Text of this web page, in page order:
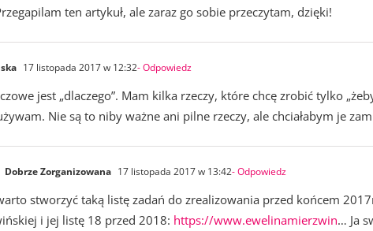
ten artykuł, ale zaraz go sobie przeczytam, dzięki!
17 listopada 2017 w 12:32- Odpowiedz
jest „dlaczego”. Mam kilka rzeczy, które chcę zrobić tylko
Nie są to niby ważne ani pilne rzeczy, ale chciałabym je
Dobrze Zorganizowana 17 listopada 2017 w 13:42- Odpowiedz
stworzyć taką listę zadań do zrealizowania przed końcem
i jej listę 18 przed 2018: https://www.ewelinamierzwin… Ja